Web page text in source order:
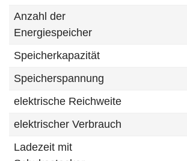
Anzahl der
Energiespeicher
Speicherkapazität
Speicherspannung
elektrische Reichweite
elektrischer Verbrauch
Ladezeit mit